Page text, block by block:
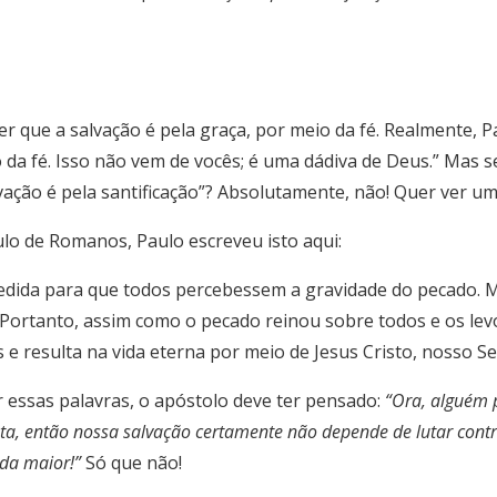
que a salvação é pela graça, por meio da fé. Realmente,
fé. Isso não vem de vocês; é uma dádiva de Deus.” Mas
é pela santificação”? Absolutamente, não! Quer ver
de Romanos, Paulo escreveu isto aqui:
para que todos percebessem a gravidade do pecado.
Portanto, assim como o pecado reinou sobre todos e os
resulta na vida eterna por meio de Jesus Cristo, nosso
palavras, o apóstolo deve ter pensado: “Ora, alguém
então nossa salvação certamente não depende de lutar
maior!”Só que não!